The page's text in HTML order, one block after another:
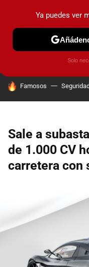
PRUEBAS COCHES
HOY SE HABLA DE
Famosos Seguridad
Sale a
de 1.000 CV
carretera con
Ya puedes ver
Solo